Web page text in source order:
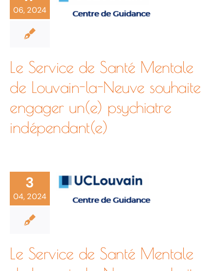
06, 2024
Neuve
souhaite
engager
un(e)
Le Service de Santé Mentale
de Louvain-la-Neuve souhaite
engager un(e) psychiatre
indépendant(e)
3
04, 2024
de
Santé
Mentale
de
Louvain-
Neuve
Le Service de Santé Mentale
La